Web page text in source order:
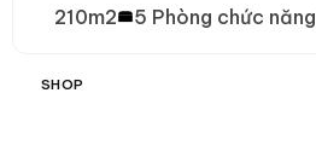
210m2 5 Phòng chức năng
SHOP